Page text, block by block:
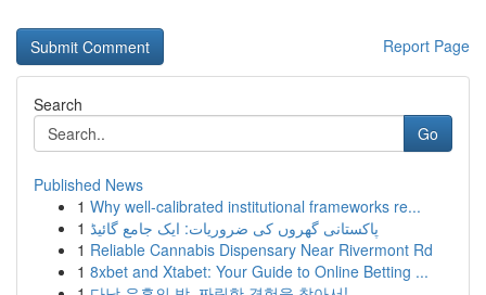
Report Page
Search
Go
Published News
1 Why well-calibrated institutional frameworks re...
1 پاکستانی گھروں کی ضروریات: ایک جامع گائیڈ
1 Reliable Cannabis Dispensary Near Rivermont Rd
1 8xbet and Xtabet: Your Guide to Online Betting ...